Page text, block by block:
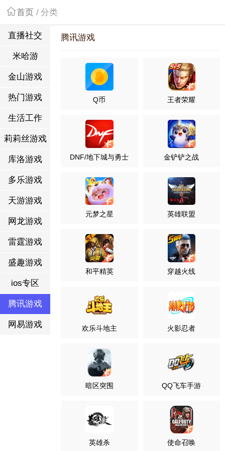
首页 / 分类
直播社交
米哈游
金山游戏
热门游戏
生活工作
莉莉丝游戏
库洛游戏
多乐游戏
天游游戏
网龙游戏
雷霆游戏
盛趣游戏
ios专区
腾讯游戏
网易游戏
腾讯游戏
Q币 王者荣耀
DNF/地下城与勇士 金铲铲之战
元梦之星 英雄联盟
和平精英 穿越火线
欢乐斗地主 火影忍者
暗区突围 QQ飞车手游
英雄杀 使命召唤